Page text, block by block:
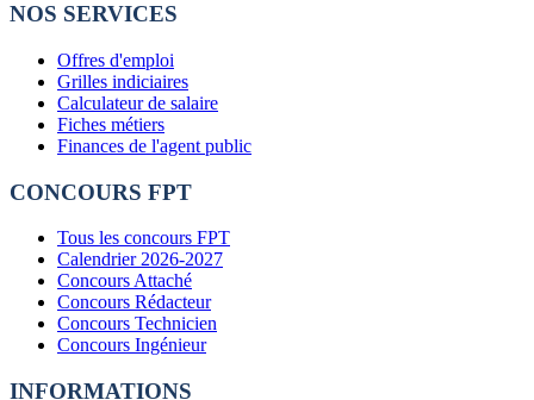
NOS SERVICES
Offres d'emploi
Grilles indiciaires
Calculateur de salaire
Fiches métiers
Finances de l'agent public
CONCOURS FPT
Tous les concours FPT
Calendrier 2026-2027
Concours Attaché
Concours Rédacteur
Concours Technicien
Concours Ingénieur
INFORMATIONS